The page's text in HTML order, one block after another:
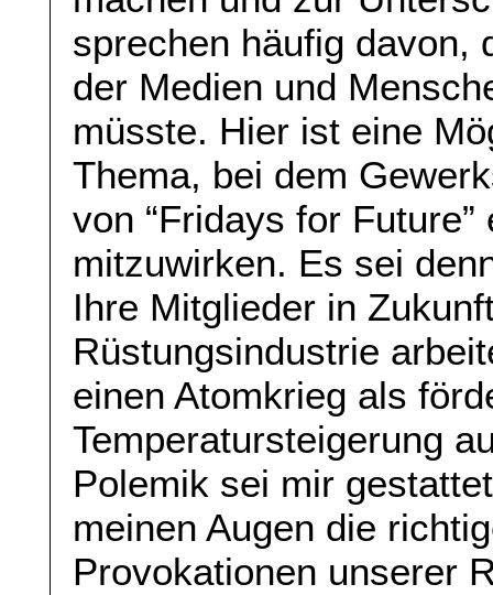
sprechen häufig davon,
der Medien und
müsste. Hier ist eine
Thema, bei dem
von “Fridays for
mitzuwirken. Es sei
Ihre Mitglieder in
Rüstungsindustrie
einen Atomkrieg als
Temperatursteigerung
Polemik sei mir
meinen Augen die
Provokationen unserer